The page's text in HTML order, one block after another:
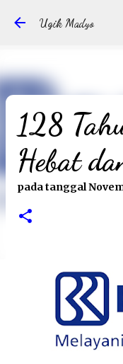
Ugik Madyo
128
Hebat
pada tanggal